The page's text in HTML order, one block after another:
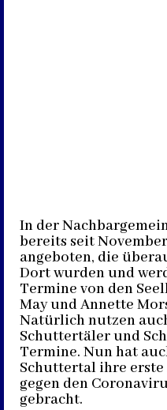
In der
bereits seit
angeboten, die
Dort wurden und
Termine von den
May und Annette
Natürlich nutzen
Schuttertäler und
Termine. Nun hat
Schuttertal ihre
gegen den
gebracht.